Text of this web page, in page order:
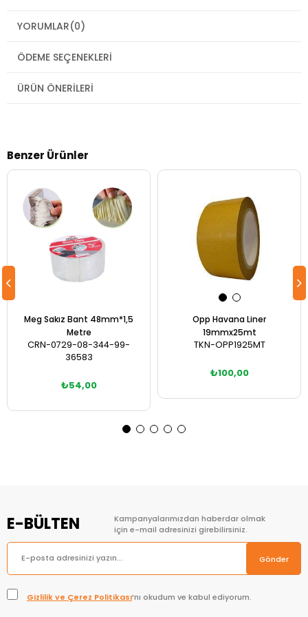
YORUMLAR(0)
ÖDEME SEÇENEKLERI
ÜRÜN ÖNERILERI
Benzer Ürünler
Meg Sakız Bant 48mm*1,5
Metre
CRN-0729-08-344-99-
36583
₺54,00
Opp Havana Liner
19mmx25mt
TKN-OPP1925MT
₺100,00
E-BÜLTEN
Kampanyalarımızdan haberdar olmak
için e-mail adresinizi girebilirsiniz.
Gönder
Gizlilik ve Çerez Politikası’nı okudum ve kabul ediyorum.